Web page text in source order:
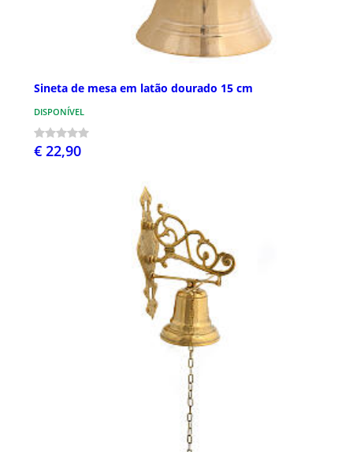
Sineta de mesa em latão dourado 15 cm
DISPONÍVEL
€ 22,90